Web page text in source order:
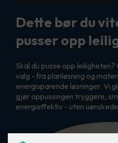
Dette bør du
pusser opp
Skal du pusse opp
valg - fra planløsning og
energisparende løsninger. Vi
gjør oppussingen tryggere,
energieffektiv - uten